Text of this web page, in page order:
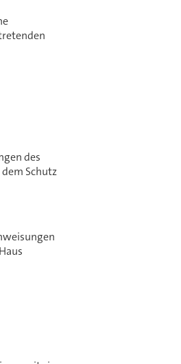
des
Schutz